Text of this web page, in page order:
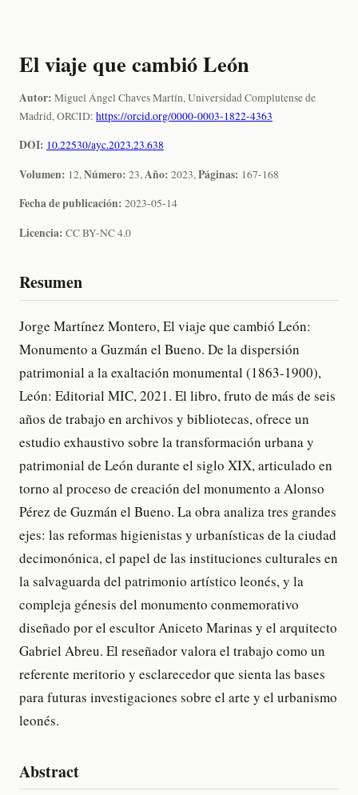
El viaje que cambió León
Autor: Miguel Ángel Chaves Martín, Universidad Complutense de
Madrid, ORCID: https://orcid.org/0000-0003-1822-4363
DOI: 10.22530/ayc.2023.23.638
Volumen: 12,Número: 23,Año: 2023,Páginas: 167-168
Fecha de publicación: 2023-05-14
Licencia: CC BY-NC 4.0
Resumen
Jorge Martínez Montero, El viaje que cambió León:
Monumento a Guzmán el Bueno. De la dispersión
patrimonial a la exaltación monumental (1863-1900),
León: Editorial MIC, 2021. El libro, fruto de más de seis
años de trabajo en archivos y bibliotecas, ofrece un
estudio exhaustivo sobre la transformación urbana y
patrimonial de León durante el siglo XIX, articulado en
torno al proceso de creación del monumento a Alonso
Pérez de Guzmán el Bueno. La obra analiza tres grandes
ejes: las reformas higienistas y urbanísticas de la ciudad
decimonónica, el papel de las instituciones culturales en
la salvaguarda del patrimonio artístico leonés, y la
compleja génesis del monumento conmemorativo
diseñado por el escultor Aniceto Marinas y el arquitecto
Gabriel Abreu. El reseñador valora el trabajo como un
referente meritorio y esclarecedor que sienta las bases
para futuras investigaciones sobre el arte y el urbanismo
leonés.
Abstract